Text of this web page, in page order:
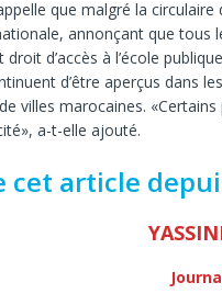
que malgré la circulaire
annonçant que tous
d’accès à l’école
d’être aperçus dans
villes marocaines.
a-t-elle ajouté.
cet article